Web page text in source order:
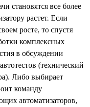
становятся все более
растет. Если
росте, то спустя
комплексных
в обсуждении
(технический
Либо выбирает
команду
автоматизаторов,